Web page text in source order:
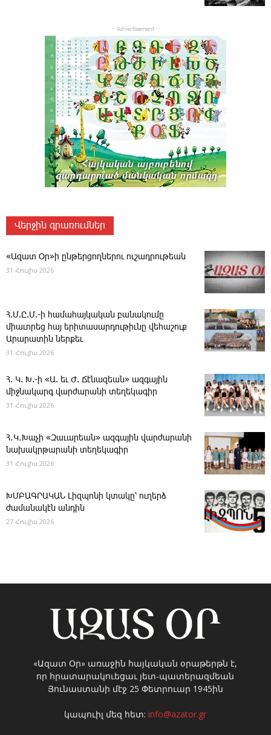
- Advertisement -
Վերջին գրառումներ
«Ազատ Օր»ի ընթերցողներու ուշադրութեան
31 Հուլիս 2026
Հ.Մ.Ը.Մ.-ի համահայկական բանակումը
միաւորեց հայ երիտասարդութիւնը վեհաշուք
Արարատին ներքեւ
31 Հուլիս 2026
Հ. Կ. Խ.-ի «Ա. եւ Ժ. ­Ճէնազեան» ազգային
միջնակարգ վարժարանի տեղեկագիր
31 Հուլիս 2026
Հ․Կ․Խաչի «Զաւարեան» ազգային վարժարանի
նախակրթարանի տեղեկագիր
31 Հուլիս 2026
ԽՄԲԱԳՐԱԿԱՆ ­Լիզպոնի կտակը՝ ուղերձ
ժամանակէն անդին
27 Հուլիս 2026
«Ազատ Օր» առաջին հայկական օրաթերթն է,
որ հրատարակուեցաւ յետ-պատերազմեան
Յունաստանի մէջ 25 Փետրուար 1945ին
կապուիլ մեզ հետ:info@azator.gr